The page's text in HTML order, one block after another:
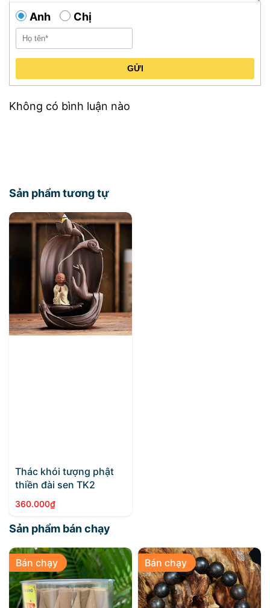
Anh Chị
GỬI
Không có bình luận nào
Sản phẩm tương tự
Thác khói tượng phật
thiền đài sen TK2
360.000₫
Sản phẩm bán chạy
Bán chạy Bán chạy